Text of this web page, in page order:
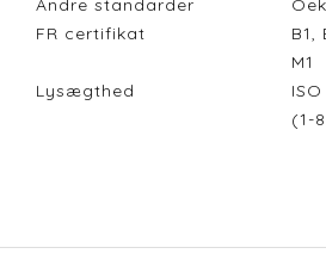
Andre standarder
FR certifikat
B1,
M1
Lysægthed
(1-